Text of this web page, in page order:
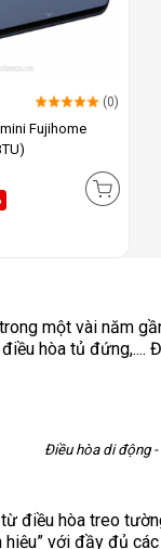
(0)
Fujihome
một vài năm
hòa tủ
Điều hòa di động
điều hòa treo
với đầy đủ